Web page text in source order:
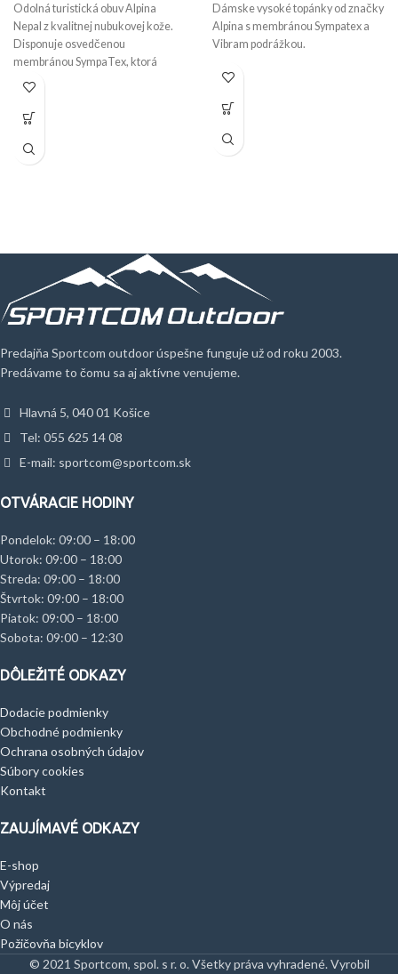
Odolná turistická obuv Alpina
Nepal z kvalitnej nubukovej kože.
Disponuje osvedčenou
membránou SympaTex, ktorá
poskytuje ochranu pred
nepriaznivými poveternostnými
podmienkami.
Dámske vysoké topánky od značky
Alpina s membránou Sympatex a
Vibram podrážkou.
Predajňa Sportcom outdoor úspešne funguje už od roku 2003.
Predávame to čomu sa aj aktívne venujeme.
Hlavná 5, 040 01 Košice
Tel: 055 625 14 08
E-mail: sportcom@sportcom.sk
OTVÁRACIE HODINY
Pondelok: 09:00 – 18:00
Utorok: 09:00 – 18:00
Streda: 09:00 – 18:00
Štvrtok: 09:00 – 18:00
Piatok: 09:00 – 18:00
Sobota: 09:00 – 12:30
DÔLEŽITÉ ODKAZY
Dodacie podmienky
Obchodné podmienky
Ochrana osobných údajov
Súbory cookies
Kontakt
ZAUJÍMAVÉ ODKAZY
E-shop
Výpredaj
Môj účet
O nás
Požičovňa bicyklov
© 2021 Sportcom, spol. s r. o. Všetky práva vyhradené. Vyrobil